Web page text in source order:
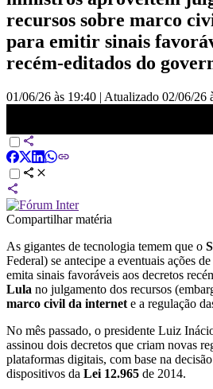
recursos sobre marco
para emitir sinais
recém-editados do
01/06/26 às 19:40 | Atualizado 02/06/26
Compartilhar matéria
As gigantes de tecnologia temem que o
Federal) se antecipe a eventuais ações
emita sinais favoráveis aos decretos
Lula no julgamento dos recursos
marco civil da internet e a regulação
No mês passado, o presidente Luiz
assinou dois decretos que criam novas
plataformas digitais, com base na
dispositivos da Lei 12.965 de 2014.